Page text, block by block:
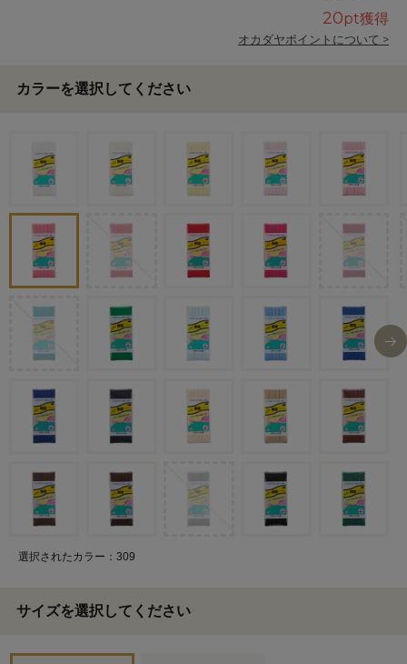
20pt獲得
オカダヤポイントについて >
カラーを選択してください
選択されたカラー：309
サイズを選択してください